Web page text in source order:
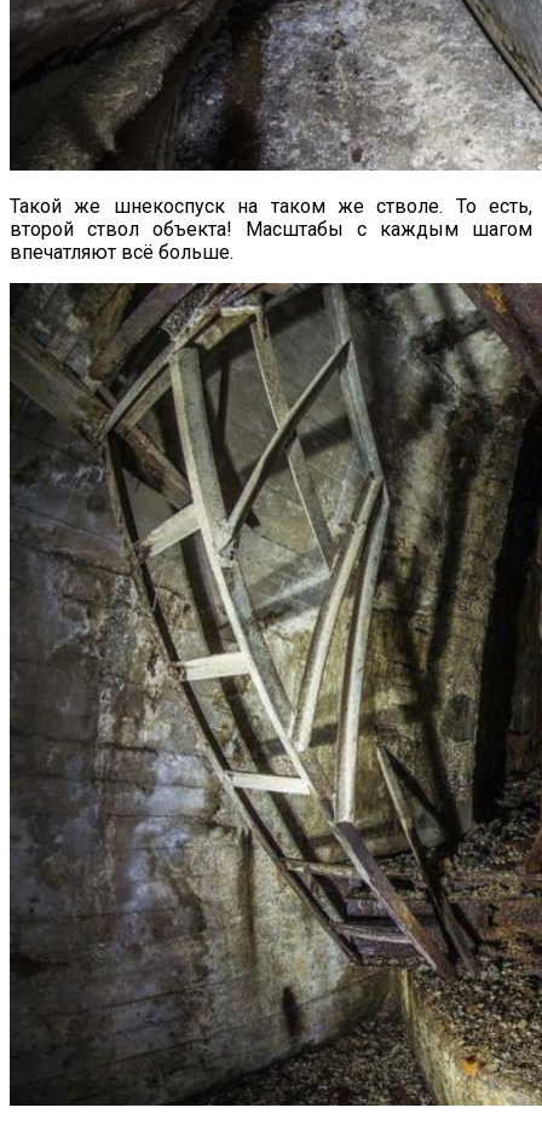
Такой же шнекоспуск на таком же стволе. То есть,
второй ствол объекта! Масштабы с каждым шагом
впечатляют всё больше.